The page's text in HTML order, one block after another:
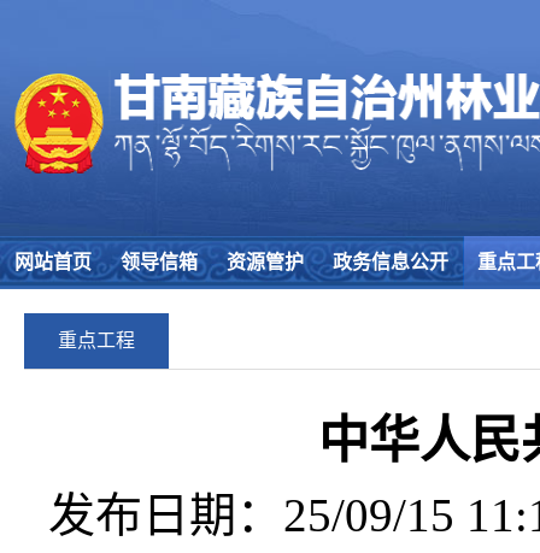
网站首页 领导信箱 资源管护 政务信息公开 重点工
重点工程
中华人民
发布日期：25/09/15